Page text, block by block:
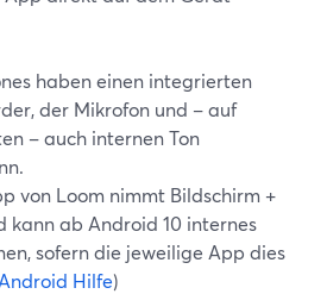
haben einen integrierten
der Mikrofon und – auf
– auch internen Ton
von Loom nimmt Bildschirm +
kann ab Android 10 internes
sofern die jeweilige App dies
Hilfe)